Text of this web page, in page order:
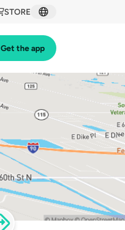
STORE
Get the app